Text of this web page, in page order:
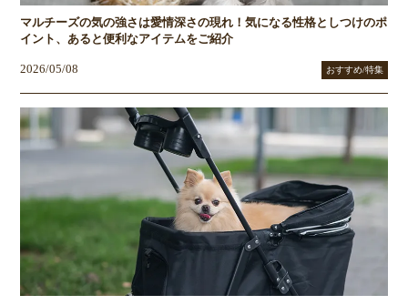
マルチーズの気の強さは愛情深さの現れ！気になる性格としつけのポ
イント、あると便利なアイテムをご紹介
2026/05/08 おすすめ/特集